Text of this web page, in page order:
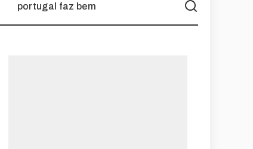
portugal faz bem